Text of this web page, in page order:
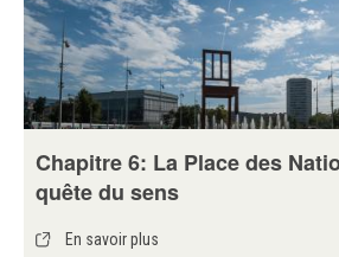
Chapitre 6: La Place des
quête du sens
En savoir plus